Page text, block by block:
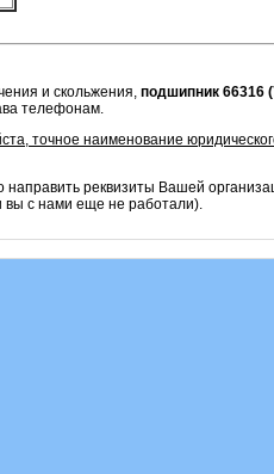
и скольжения, подшипник 66316
телефонам.
точное наименование
направить реквизиты Вашей
вы с нами еще не работали).